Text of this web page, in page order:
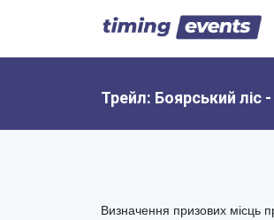
Трейл: Боярський ліс -
Визначення призових місць